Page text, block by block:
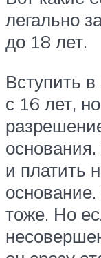
легально
до 18 лет.
Вступить
с 16 лет,
и платить
тоже. Но